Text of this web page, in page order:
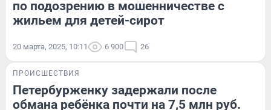
по подозрению в мошенничестве с
жильем для детей-сирот
20 марта, 2025, 10:11 6 900 26
ПРОИСШЕСТВИЯ
Петербурженку задержали после
обмана ребёнка почти на 7,5 млн руб.